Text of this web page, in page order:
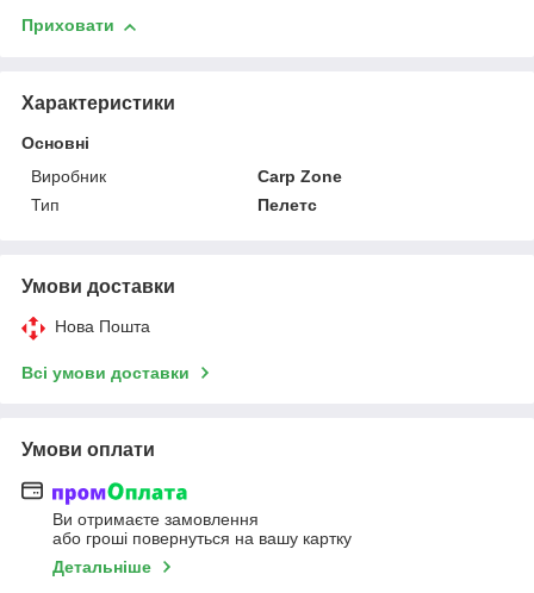
Приховати
Характеристики
Основні
Виробник
Carp Zone
Тип
Пелетс
Умови доставки
Нова Пошта
Всі умови доставки
Умови оплати
Ви отримаєте замовлення
або гроші повернуться на вашу картку
Детальніше